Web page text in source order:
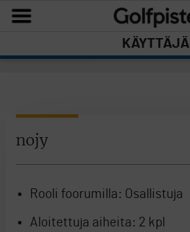
KÄYTTÄJÄ
nojy
Rooli foorumilla: Osallistuja
Aloitettuja aiheita: 2 kpl